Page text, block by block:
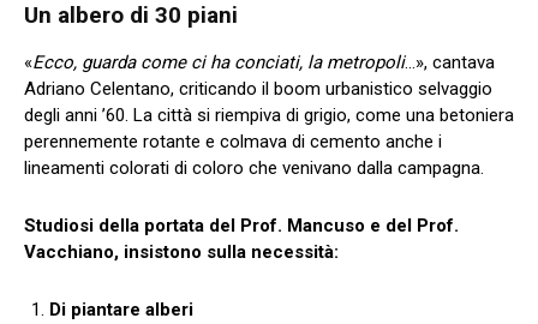
Un albero di 30 piani
«Ecco, guarda come ci ha conciati, la metropoli…», cantava
Adriano Celentano, criticando il boom urbanistico selvaggio
degli anni ’60. La città si riempiva di grigio, come una betoniera
perennemente rotante e colmava di cemento anche i
lineamenti colorati di coloro che venivano dalla campagna.
Studiosi della portata del Prof. Mancuso e del Prof.
Vacchiano, insistono sulla necessità:
Di piantare alberi